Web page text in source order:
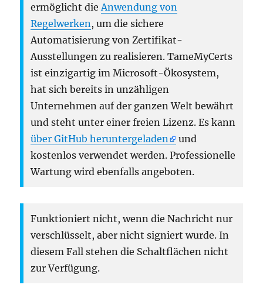
ermöglicht dieAnwendung von
Regelwerken, um die sichere
Automatisierung von Zertifikat-
Ausstellungen zu realisieren. TameMyCerts
ist einzigartig im Microsoft-Ökosystem,
hat sich bereits in unzähligen
Unternehmen auf der ganzen Welt bewährt
und steht unter einer freien Lizenz. Es kann
über GitHub heruntergeladen
und
kostenlos verwendet werden. Professionelle
Wartung wird ebenfalls angeboten.
Funktioniert nicht, wenn die Nachricht nur
verschlüsselt, aber nicht signiert wurde. In
diesem Fall stehen die Schaltflächen nicht
zur Verfügung.